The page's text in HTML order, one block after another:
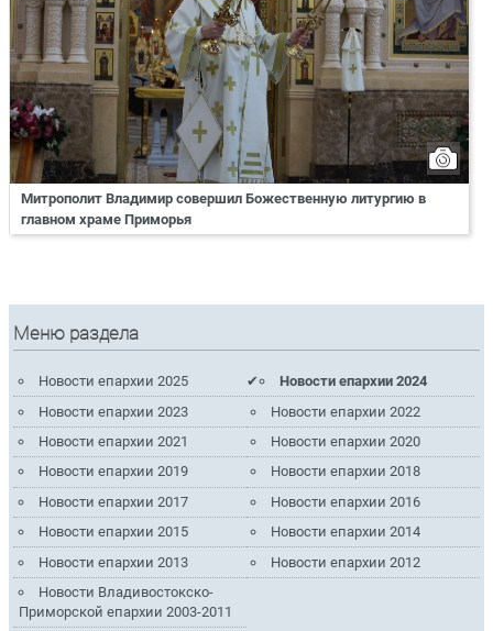
Митрополит Владимир совершил Божественную литургию в
главном храме Приморья
Меню раздела
Новости епархии 2025
Новости епархии 2024
Новости епархии 2023
Новости епархии 2022
Новости епархии 2021
Новости епархии 2020
Новости епархии 2019
Новости епархии 2018
Новости епархии 2017
Новости епархии 2016
Новости епархии 2015
Новости епархии 2014
Новости епархии 2013
Новости епархии 2012
Новости Владивостокско-
Приморской епархии 2003-2011